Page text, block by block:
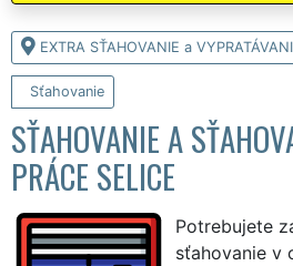
EXTRA SŤAHOVANIE a
Sťahovanie
SŤAHOVANIE A
PRÁCE SELICE
Potrebujete
sťahovanie v